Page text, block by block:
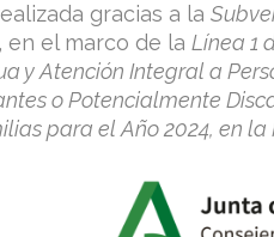
gracias a la
en el marco de la Línea 1
y Atención Integral a
o Potencialmente
para el Año 2024, en